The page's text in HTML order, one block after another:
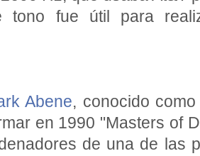
tono fue útil para
Abene, conocido
en 1990 "Masters of
de una de las